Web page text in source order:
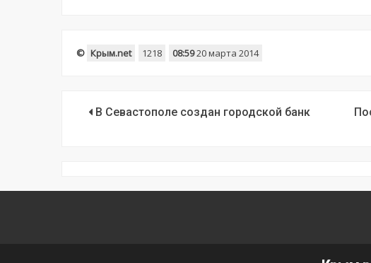
© Крым.net 1218 08:5920 марта 2014
В Севастополе создан городской банк